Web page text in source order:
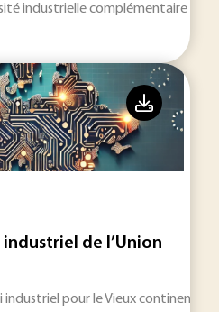
industrielle complémentaire
industriel de l’Union
industriel pour le Vieux continent.